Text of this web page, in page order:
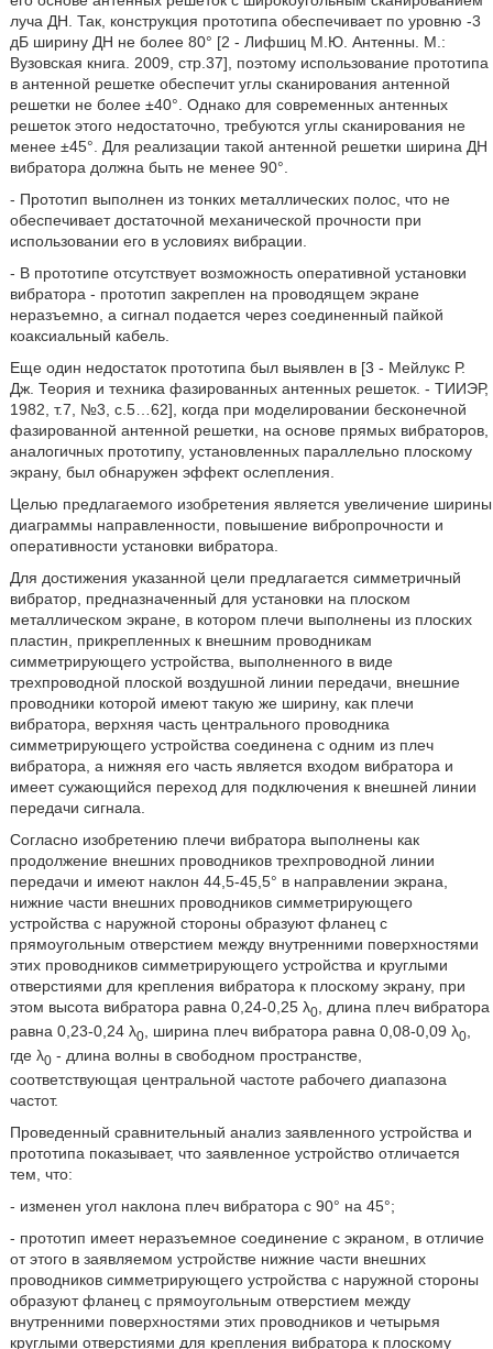
луча ДН. Так, конструкция прототипа обеспечивает по уровню -3
дБ ширину ДН не более 80° [2 - Лифшиц М.Ю. Антенны. М.:
Вузовская книга. 2009, стр.37], поэтому использование прототипа
в антенной решетке обеспечит углы сканирования антенной
решетки не более ±40°. Однако для современных антенных
решеток этого недостаточно, требуются углы сканирования не
менее ±45°. Для реализации такой антенной решетки ширина ДН
вибратора должна быть не менее 90°.
- Прототип выполнен из тонких металлических полос, что не
обеспечивает достаточной механической прочности при
использовании его в условиях вибрации.
- В прототипе отсутствует возможность оперативной установки
вибратора - прототип закреплен на проводящем экране
неразъемно, а сигнал подается через соединенный пайкой
коаксиальный кабель.
Еще один недостаток прототипа был выявлен в [3 - Мейлукс Р.
Дж. Теория и техника фазированных антенных решеток. - ТИИЭР,
1982, т.7, №3, с.5…62], когда при моделировании бесконечной
фазированной антенной решетки, на основе прямых вибраторов,
аналогичных прототипу, установленных параллельно плоскому
экрану, был обнаружен эффект ослепления.
Целью предлагаемого изобретения является увеличение ширины
диаграммы направленности, повышение вибропрочности и
оперативности установки вибратора.
Для достижения указанной цели предлагается симметричный
вибратор, предназначенный для установки на плоском
металлическом экране, в котором плечи выполнены из плоских
пластин, прикрепленных к внешним проводникам
симметрирующего устройства, выполненного в виде
трехпроводной плоской воздушной линии передачи, внешние
проводники которой имеют такую же ширину, как плечи
вибратора, верхняя часть центрального проводника
симметрирующего устройства соединена с одним из плеч
вибратора, а нижняя его часть является входом вибратора и
имеет сужающийся переход для подключения к внешней линии
передачи сигнала.
Согласно изобретению плечи вибратора выполнены как
продолжение внешних проводников трехпроводной линии
передачи и имеют наклон 44,5-45,5° в направлении экрана,
нижние части внешних проводников симметрирующего
устройства с наружной стороны образуют фланец с
прямоугольным отверстием между внутренними поверхностями
этих проводников симметрирующего устройства и круглыми
отверстиями для крепления вибратора к плоскому экрану, при
этом высота вибратора равна 0,24-0,25 λ0, длина плеч вибратора
равна 0,23-0,24 λ0, ширина плеч вибратора равна 0,08-0,09 λ0,
где λ0- длина волны в свободном пространстве,
соответствующая центральной частоте рабочего диапазона
частот.
Проведенный сравнительный анализ заявленного устройства и
прототипа показывает, что заявленное устройство отличается
тем, что:
- изменен угол наклона плеч вибратора с 90° на 45°;
- прототип имеет неразъемное соединение с экраном, в отличие
от этого в заявляемом устройстве нижние части внешних
проводников симметрирующего устройства с наружной стороны
образуют фланец с прямоугольным отверстием между
внутренними поверхностями этих проводников и четырьмя
круглыми отверстиями для крепления вибратора к плоскому